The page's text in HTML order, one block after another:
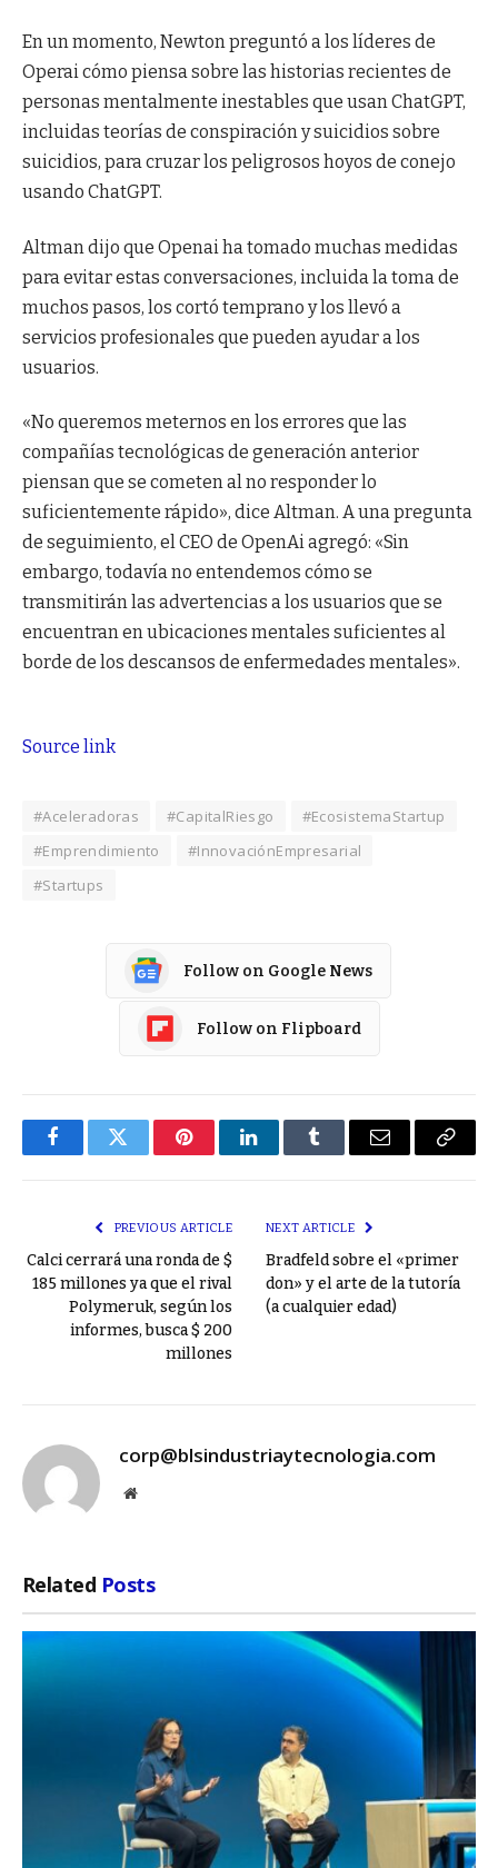
En un momento, Newton preguntó a los líderes de
Operai cómo piensa sobre las historias recientes de
personas mentalmente inestables que usan ChatGPT,
incluidas teorías de conspiración y suicidios sobre
suicidios, para cruzar los peligrosos hoyos de conejo
usando ChatGPT.
Altman dijo que Openai ha tomado muchas medidas
para evitar estas conversaciones, incluida la toma de
muchos pasos, los cortó temprano y los llevó a
servicios profesionales que pueden ayudar a los
usuarios.
«No queremos meternos en los errores que las
compañías tecnológicas de generación anterior
piensan que se cometen al no responder lo
suficientemente rápido», dice Altman. A una pregunta
de seguimiento, el CEO de OpenAi agregó: «Sin
embargo, todavía no entendemos cómo se
transmitirán las advertencias a los usuarios que se
encuentran en ubicaciones mentales suficientes al
borde de los descansos de enfermedades mentales».
Source link
#Aceleradoras #CapitalRiesgo
#EcosistemaStartup
#Emprendimiento
#InnovaciónEmpresarial
#Startups
Follow on Google News
Follow on Flipboard
FacebookTwitter PinterestLinkedInTumblr Email
Copy
PREVIOUS ARTICLE
Calci cerrará una ronda de $
185 millones ya que el rival
Polymeruk, según los
informes, busca $ 200
millones
NEXT ARTICLE
Bradfeld sobre el «primer
don» y el arte de la tutoría
(a cualquier edad)
corp@blsindustriaytecnologia.com
Website
Related Posts